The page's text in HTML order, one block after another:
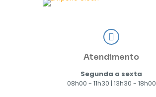
Atendimento
Segunda a sexta
08h00 - 11h30 | 13h30 - 18h00